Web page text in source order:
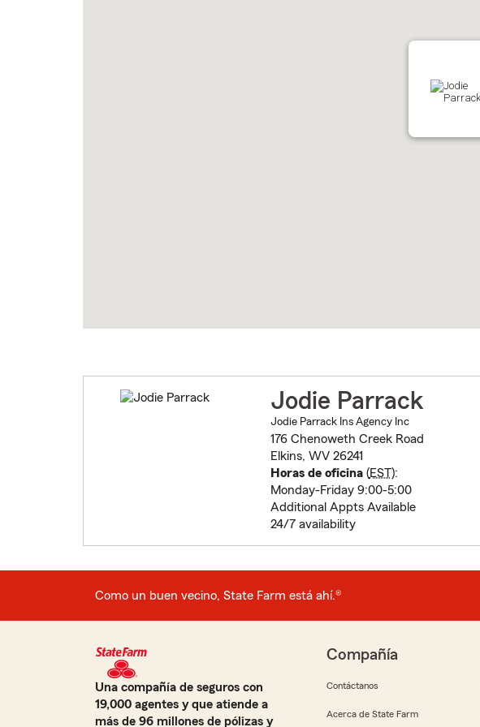
Jodie Parrack
Jodie Parrack Ins Agency Inc
176 Chenoweth Creek Road
Elkins, WV 26241
Horas de oficina(EST):
Monday-Friday 9:00-5:00
Additional Appts Available
24/7 availability
Como un buen vecino, State Farm está ahí.®
Una compañía de seguros con
19,000 agentes y que atiende a
más de 96 millones de pólizas y
Compañía
Contáctanos
Acerca de State Farm